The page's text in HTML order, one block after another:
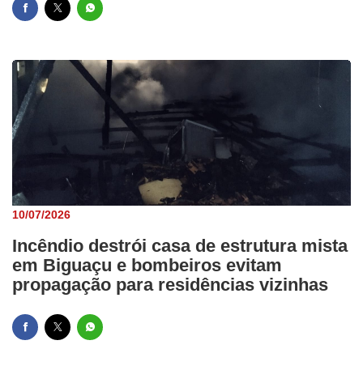
10/07/2026
Incêndio destrói casa de estrutura mista
em Biguaçu e bombeiros evitam
propagação para residências vizinhas